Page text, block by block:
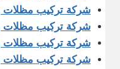
شركة تركيب مظلات
شركة تركيب مظلات
شركة تركيب مظلات
شركة تركيب مظلات